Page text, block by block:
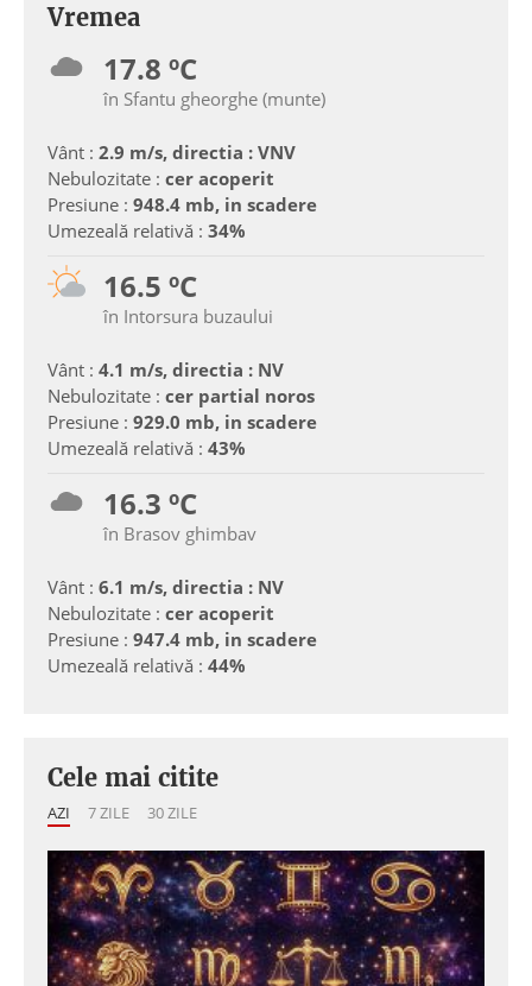
Vremea
17.8 ºC
în Sfantu gheorghe (munte)
Vânt : 2.9 m/s, directia : VNV
Nebulozitate : cer acoperit
Presiune : 948.4 mb, in scadere
Umezeală relativă : 34%
16.5 ºC
în Intorsura buzaului
Vânt : 4.1 m/s, directia : NV
Nebulozitate : cer partial noros
Presiune : 929.0 mb, in scadere
Umezeală relativă : 43%
16.3 ºC
în Brasov ghimbav
Vânt : 6.1 m/s, directia : NV
Nebulozitate : cer acoperit
Presiune : 947.4 mb, in scadere
Umezeală relativă : 44%
Cele mai citite
AZI 7 ZILE 30 ZILE